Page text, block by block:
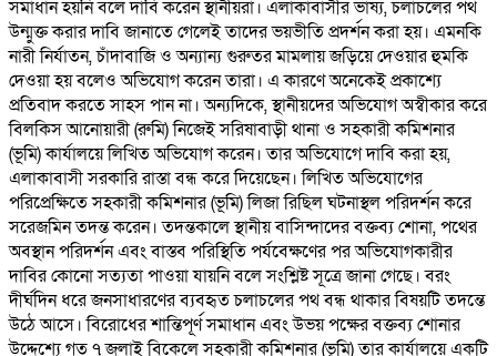
সমাধান হয়নি বলে দাবি করেন স্থানীয়রা। এলাকাবাসীর ভাষ্য, চলাচলের পথ
উন্মুক্ত করার দাবি জানাতে গেলেই তাদের ভয়ভীতি প্রদর্শন করা হয়। এমনকি
নারী নির্যাতন, চাঁদাবাজি ও অন্যান্য গুরুতর মামলায় জড়িয়ে দেওয়ার হুমকি
দেওয়া হয় বলেও অভিযোগ করেন তারা। এ কারণে অনেকেই প্রকাশ্যে
প্রতিবাদ করতে সাহস পান না। অন্যদিকে, স্থানীয়দের অভিযোগ অস্বীকার করে
বিলকিস আনোয়ারী (রুমি) নিজেই সরিষাবাড়ী থানা ও সহকারী কমিশনার
(ভূমি) কার্যালয়ে লিখিত অভিযোগ করেন। তার অভিযোগে দাবি করা হয়,
এলাকাবাসী সরকারি রাস্তা বন্ধ করে দিয়েছেন। লিখিত অভিযোগের
পরিপ্রেক্ষিতে সহকারী কমিশনার (ভূমি) লিজা রিছিল ঘটনাস্থল পরিদর্শন করে
সরেজমিন তদন্ত করেন। তদন্তকালে স্থানীয় বাসিন্দাদের বক্তব্য শোনা, পথের
অবস্থান পরিদর্শন এবং বাস্তব পরিস্থিতি পর্যবেক্ষণের পর অভিযোগকারীর
দাবির কোনো সত্যতা পাওয়া যায়নি বলে সংশ্লিষ্ট সূত্রে জানা গেছে। বরং
দীর্ঘদিন ধরে জনসাধারণের ব্যবহৃত চলাচলের পথ বন্ধ থাকার বিষয়টি তদন্তে
উঠে আসে। বিরোধের শান্তিপূর্ণ সমাধান এবং উভয় পক্ষের বক্তব্য শোনার
উদ্দেশ্যে গত ৭ জুলাই বিকেলে সহকারী কমিশনার (ভূমি) তার কার্যালয়ে একটি